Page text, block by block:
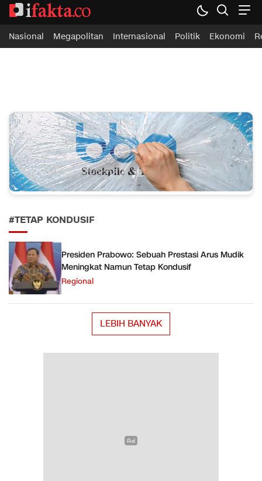
ifakta.co
#pastibenar
Nasional Megapolitan Internasional Politik Ekonomi
#TETAP KONDUSIF
Presiden Prabowo: Sebuah Prestasi Arus Mudik
Meningkat Namun Tetap Kondusif
Regional
LEBIH BANYAK